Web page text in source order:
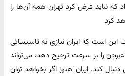
که نباید فرض کرد تهران همه آن‌ها را
کرد.
این است که ایران نیازی به تاسیساتی
را بر سرعت ترجیح دهد، می‌تواند
کند. ایران هنوز اگر بخواهد توان